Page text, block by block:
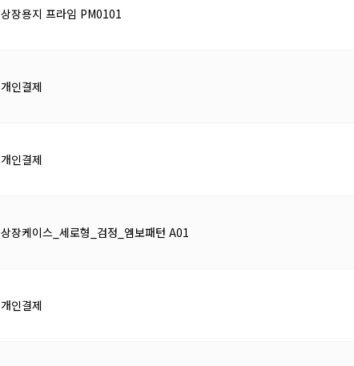
상장용지 프라임 PM0101
개인결제
개인결제
상장케이스_세로형_검정_엠보패턴 A01
개인결제